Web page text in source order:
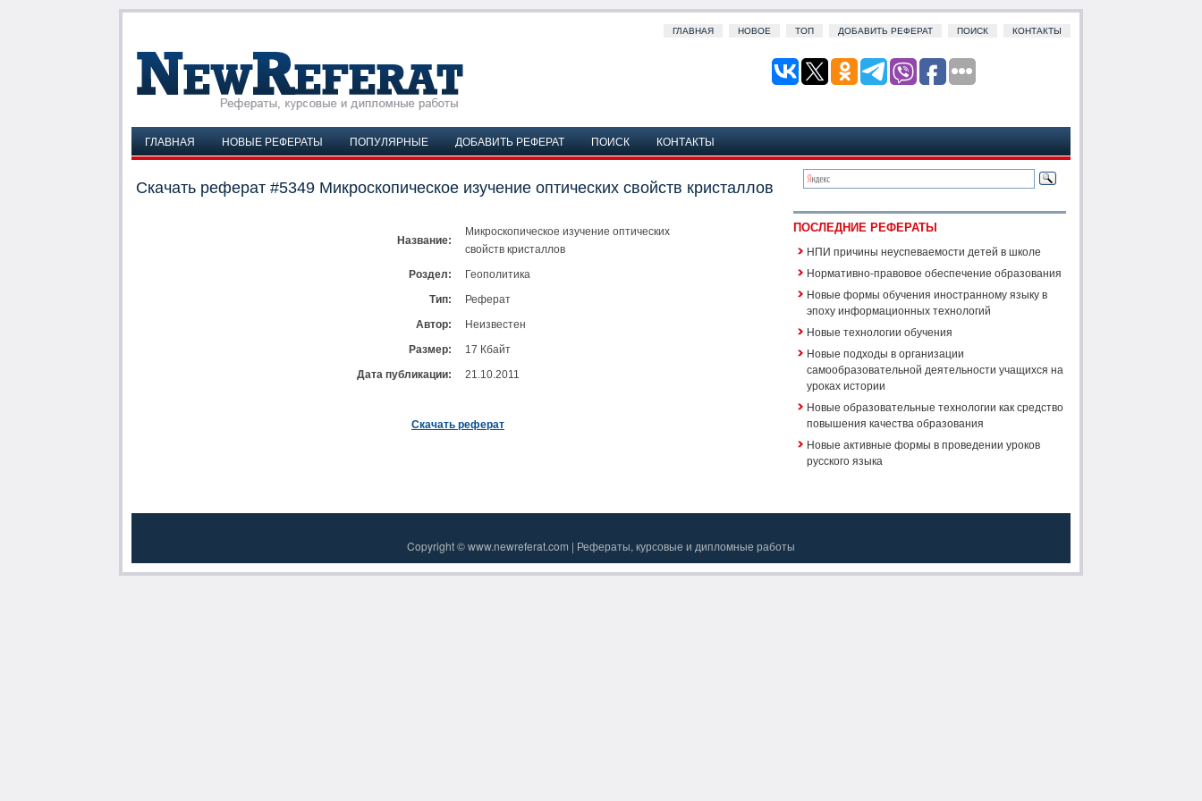
ГЛАВНАЯ НОВОЕ ТОП ДОБАВИТЬ РЕФЕРАТ ПОИСК КОНТАКТЫ
ГЛАВНАЯ НОВЫЕ РЕФЕРАТЫ ПОПУЛЯРНЫЕ ДОБАВИТЬ РЕФЕРАТ ПОИСК КОНТАКТЫ
Скачать реферат #5349 Микроскопическое изучение оптических свойств кристаллов
Название:
Микроскопическое изучение оптических
свойств кристаллов
Роздел:
Геополитика
Тип:
Реферат
Автор:
Неизвестен
Размер:
17 Кбайт
Дата публикации:
21.10.2011
Скачать реферат
ПОСЛЕДНИЕ РЕФЕРАТЫ
НПИ причины неуспеваемости детей в школе
Нормативно-правовое обеспечение образования
Новые формы обучения иностранному языку в
эпоху информационных технологий
Новые технологии обучения
Новые подходы в организации
самообразовательной деятельности учащихся на
уроках истории
Новые образовательные технологии как средство
повышения качества образования
Новые активные формы в проведении уроков
русского языка
Copyright © www.newreferat.com | Рефераты, курсовые и дипломные работы